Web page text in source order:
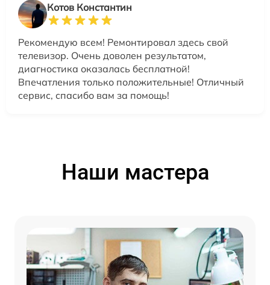
Котов Константин
Рекомендую всем! Ремонтировал здесь свой
телевизор. Очень доволен результатом,
диагностика оказалась бесплатной!
Впечатления только положительные! Отличный
сервис, спасибо вам за помощь!
Наши мастера